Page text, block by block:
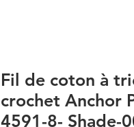
Fil de coton à
crochet Anchor
4591-8- Shade-